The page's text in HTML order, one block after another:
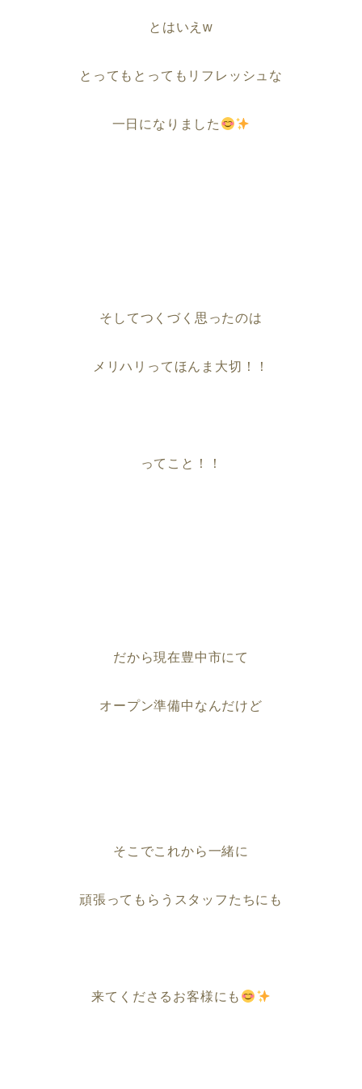
とはいえw
とってもとってもリフレッシュな
一日になりました
そしてつくづく思ったのは
メリハリってほんま大切！！
ってこと！！
だから現在豊中市にて
オープン準備中なんだけど
そこでこれから一緒に
頑張ってもらうスタッフたちにも
来てくださるお客様にも